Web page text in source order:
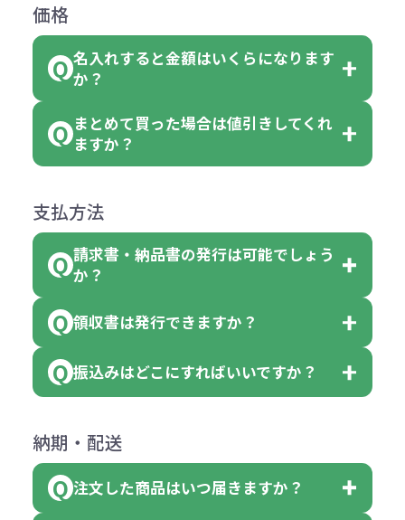
但し、ロゴなど名入れ印刷をされる
費用）
れ等分で100個ずつ入って参ります。
（割り切れない場合は数個単位で前
色指定できる商品に付きましては商
品詳細の購入の所で色が選べるよう
になっております。
い。
例えば…
クエアトート」を300個注文した場
クエアトート」は10個単位でしたら
色を指定出来るので、ピンクを100
個、ブルーを90個、イエローを110
【色指定の仕方】
に必要な個数を入力ください。
※10個単位など購入できる単位が決
がございます。
ご注文の際は、十分にご確認・ご検
めご了承ください。
ただし下記の場合は承っております
●初期不良または不良品（破損、故
障）の場合
合
●名入れ、オリジナルの内容が異な
っていた場合
または返金にて対応させていただき
ます。
その際不良品については送料着払い
ください。
（商品の状態により、対応が変わる
価格
名入れすると金額はいくらになります
か？
名入れありの場合の代金の計算方法
は下記の通りです。
計算例：
＜1色印刷の場合＞
（提供価格（商品代）+名入れ費用
（印刷代））×枚数+製版代
（提供価格（商品代）+名入れ費用
×色数
※例えば2色印刷の場合には、名入
れ費用が2倍、製版代が2倍必要で
まとめて買った場合は値引きしてくれ
ますか？
商品によりますが、お見積もりさせ
ていただきます。
見積もりサポートから個別でお問い
支払方法
請求書・納品書の発行は可能でしょう
か？
会員様はマイページより各種帳票の
ダウンロードが可能です。
詳しくはこちらはご確認ください。
領収書のダウンロード
領収書は発行できますか？
会員様はマイページより各種帳票の
詳しくはこちらはご確認ください。
領収書のダウンロード
振込みはどこにすればいいですか？
下記口座にお願いします。
■三菱UFJ銀行
小田井支店（おたいしてん）
納期・配送
注文した商品はいつ届きますか？